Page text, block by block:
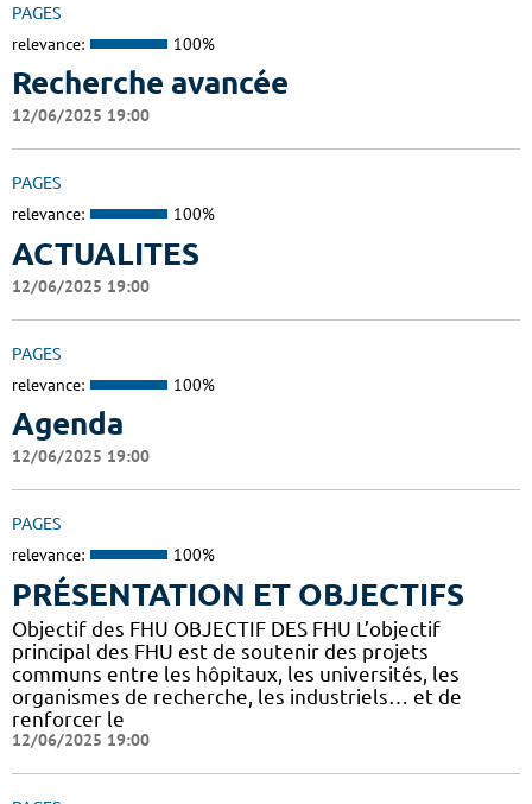
PAGES
relevance: 100%
Recherche avancée
12/06/2025 19:00
PAGES
relevance: 100%
ACTUALITES
12/06/2025 19:00
PAGES
relevance: 100%
Agenda
12/06/2025 19:00
PAGES
relevance: 100%
PRÉSENTATION ET OBJECTIFS
Objectif des FHU OBJECTIF DES FHU L’objectif
principal des FHU est de soutenir des projets
communs entre les hôpitaux, les universités, les
organismes de recherche, les industriels… et de
renforcer le
12/06/2025 19:00